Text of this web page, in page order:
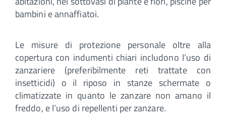
bambini e annaffiatoi.
Le misure di protezione personale oltre alla
copertura con indumenti chiari includono l’uso di
zanzariere (preferibilmente reti trattate con
insetticidi) o il riposo in stanze schermate o
climatizzate in quanto le zanzare non amano il
freddo, e l’uso di repellenti per zanzare.